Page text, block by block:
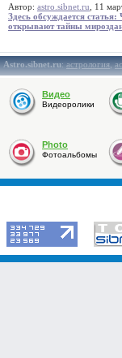
Автор: astro.sibnet.ru , 11
Здесь обсуждается статья:
открывают тайны
Astro.sibnet.ru:астрология,
Видео
Видеоролики
Photo
Фотоальбомы